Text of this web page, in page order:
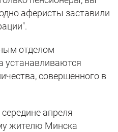
аферисты заставили
отделом
устанавливаются
совершенного в
апреля
жителю Минска